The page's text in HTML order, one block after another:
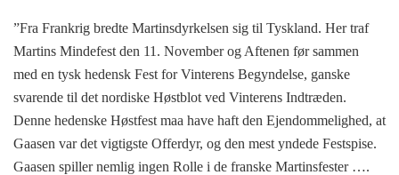
”Fra Frankrig bredte Martinsdyrkelsen sig til Tyskland. Her traf
Martins Mindefest den 11. November og Aftenen før sammen
med en tysk hedensk Fest for Vinterens Begyndelse, ganske
svarende til det nordiske Høstblot ved Vinterens Indtræden.
Denne hedenske Høstfest maa have haft den Ejendommelighed, at
Gaasen var det vigtigste Offerdyr, og den mest yndede Festspise.
Gaasen spiller nemlig ingen Rolle i de franske Martinsfester ….